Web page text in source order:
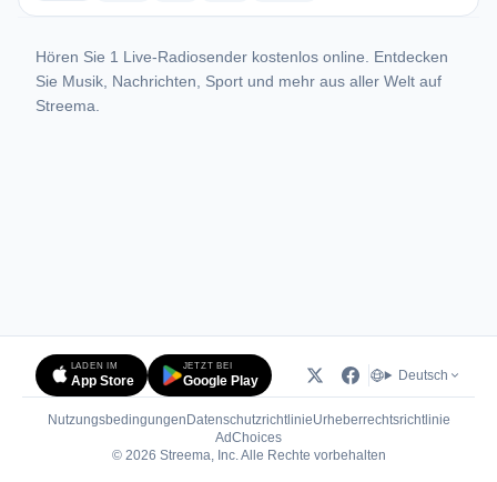
Hören Sie 1 Live-Radiosender kostenlos online. Entdecken
Sie Musik, Nachrichten, Sport und mehr aus aller Welt auf
Streema.
LADEN IM
App Store
JETZT BEI
Google Play Deutsch
Nutzungsbedingungen DatenschutzrichtlinieUrheberrechtsrichtlinie
AdChoices(öffnet in neuem Tab)
© 2026 Streema, Inc. Alle Rechte vorbehalten